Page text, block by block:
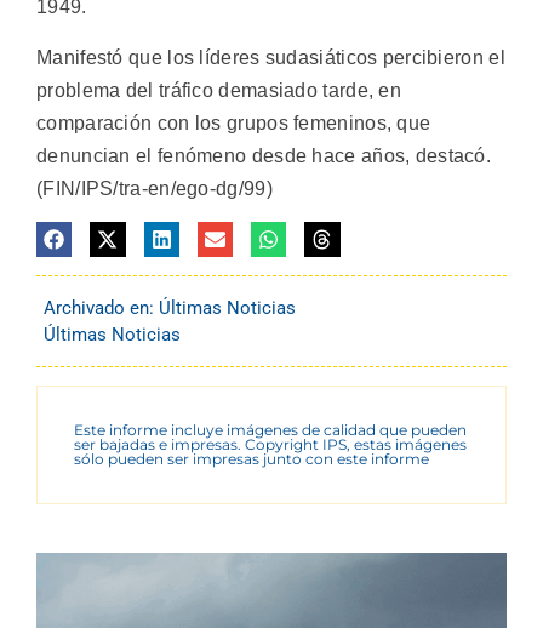
1949.
Manifestó que los líderes sudasiáticos percibieron el
problema del tráfico demasiado tarde, en
comparación con los grupos femeninos, que
denuncian el fenómeno desde hace años, destacó.
(FIN/IPS/tra-en/ego-dg/99)
Archivado en: Últimas Noticias
Últimas Noticias
Este informe incluye imágenes de calidad que pueden
ser bajadas e impresas. Copyright IPS, estas imágenes
sólo pueden ser impresas junto con este informe